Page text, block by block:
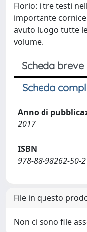
Florio: i tre testi
importante
avuto luogo tutte
volume.
Scheda breve
Scheda
Anno di
2017
ISBN
978-88-98262-50-2
File in questo
Non ci sono file